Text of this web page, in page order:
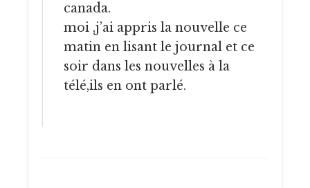
canada.
moi ,j’ai appris la nouvelle ce
matin en lisant le journal et ce
soir dans les nouvelles à la
télé,ils en ont parlé.